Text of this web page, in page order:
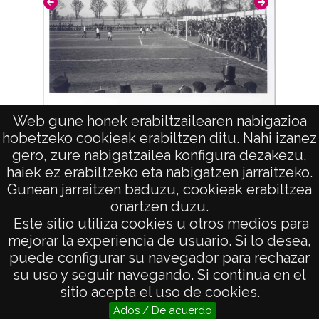
Web gune honek erabiltzailearen nabigazioa
hobetzeko cookieak erabiltzen ditu. Nahi izanez
gero, zure nabigatzailea konfigura dezakezu,
haiek ez erabiltzeko eta nabigatzen jarraitzeko.
Gunean jarraitzen baduzu, cookieak erabiltzea
onartzen duzu.
Este sitio utiliza cookies u otros medios para
mejorar la experiencia de usuario. Si lo desea,
puede configurar su navegador para rechazar
su uso y seguir navegando. Si continua en el
sitio acepta el uso de cookies.
Ados / De acuerdo
Partido de fútbol del Club Deportivo Alavés Vista
AVISO LEGAL
POLÍTICA DE PRIVACIDAD
ACCESIBILIDAD
ATENCIÓN CIUDADANA